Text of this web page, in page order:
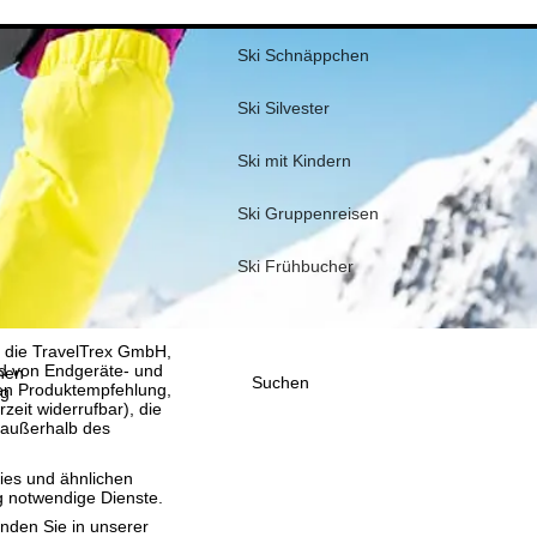
TravelTrex GmbH,
von Endgeräte- und
Produktempfehlung,
widerrufbar), die
des
und ähnlichen
Dienste.
Sie in unserer
Ski Schnäppchen
Ski Silvester
Ski mit Kindern
Ski Gruppenreisen
Ski Frühbucher
Suchen